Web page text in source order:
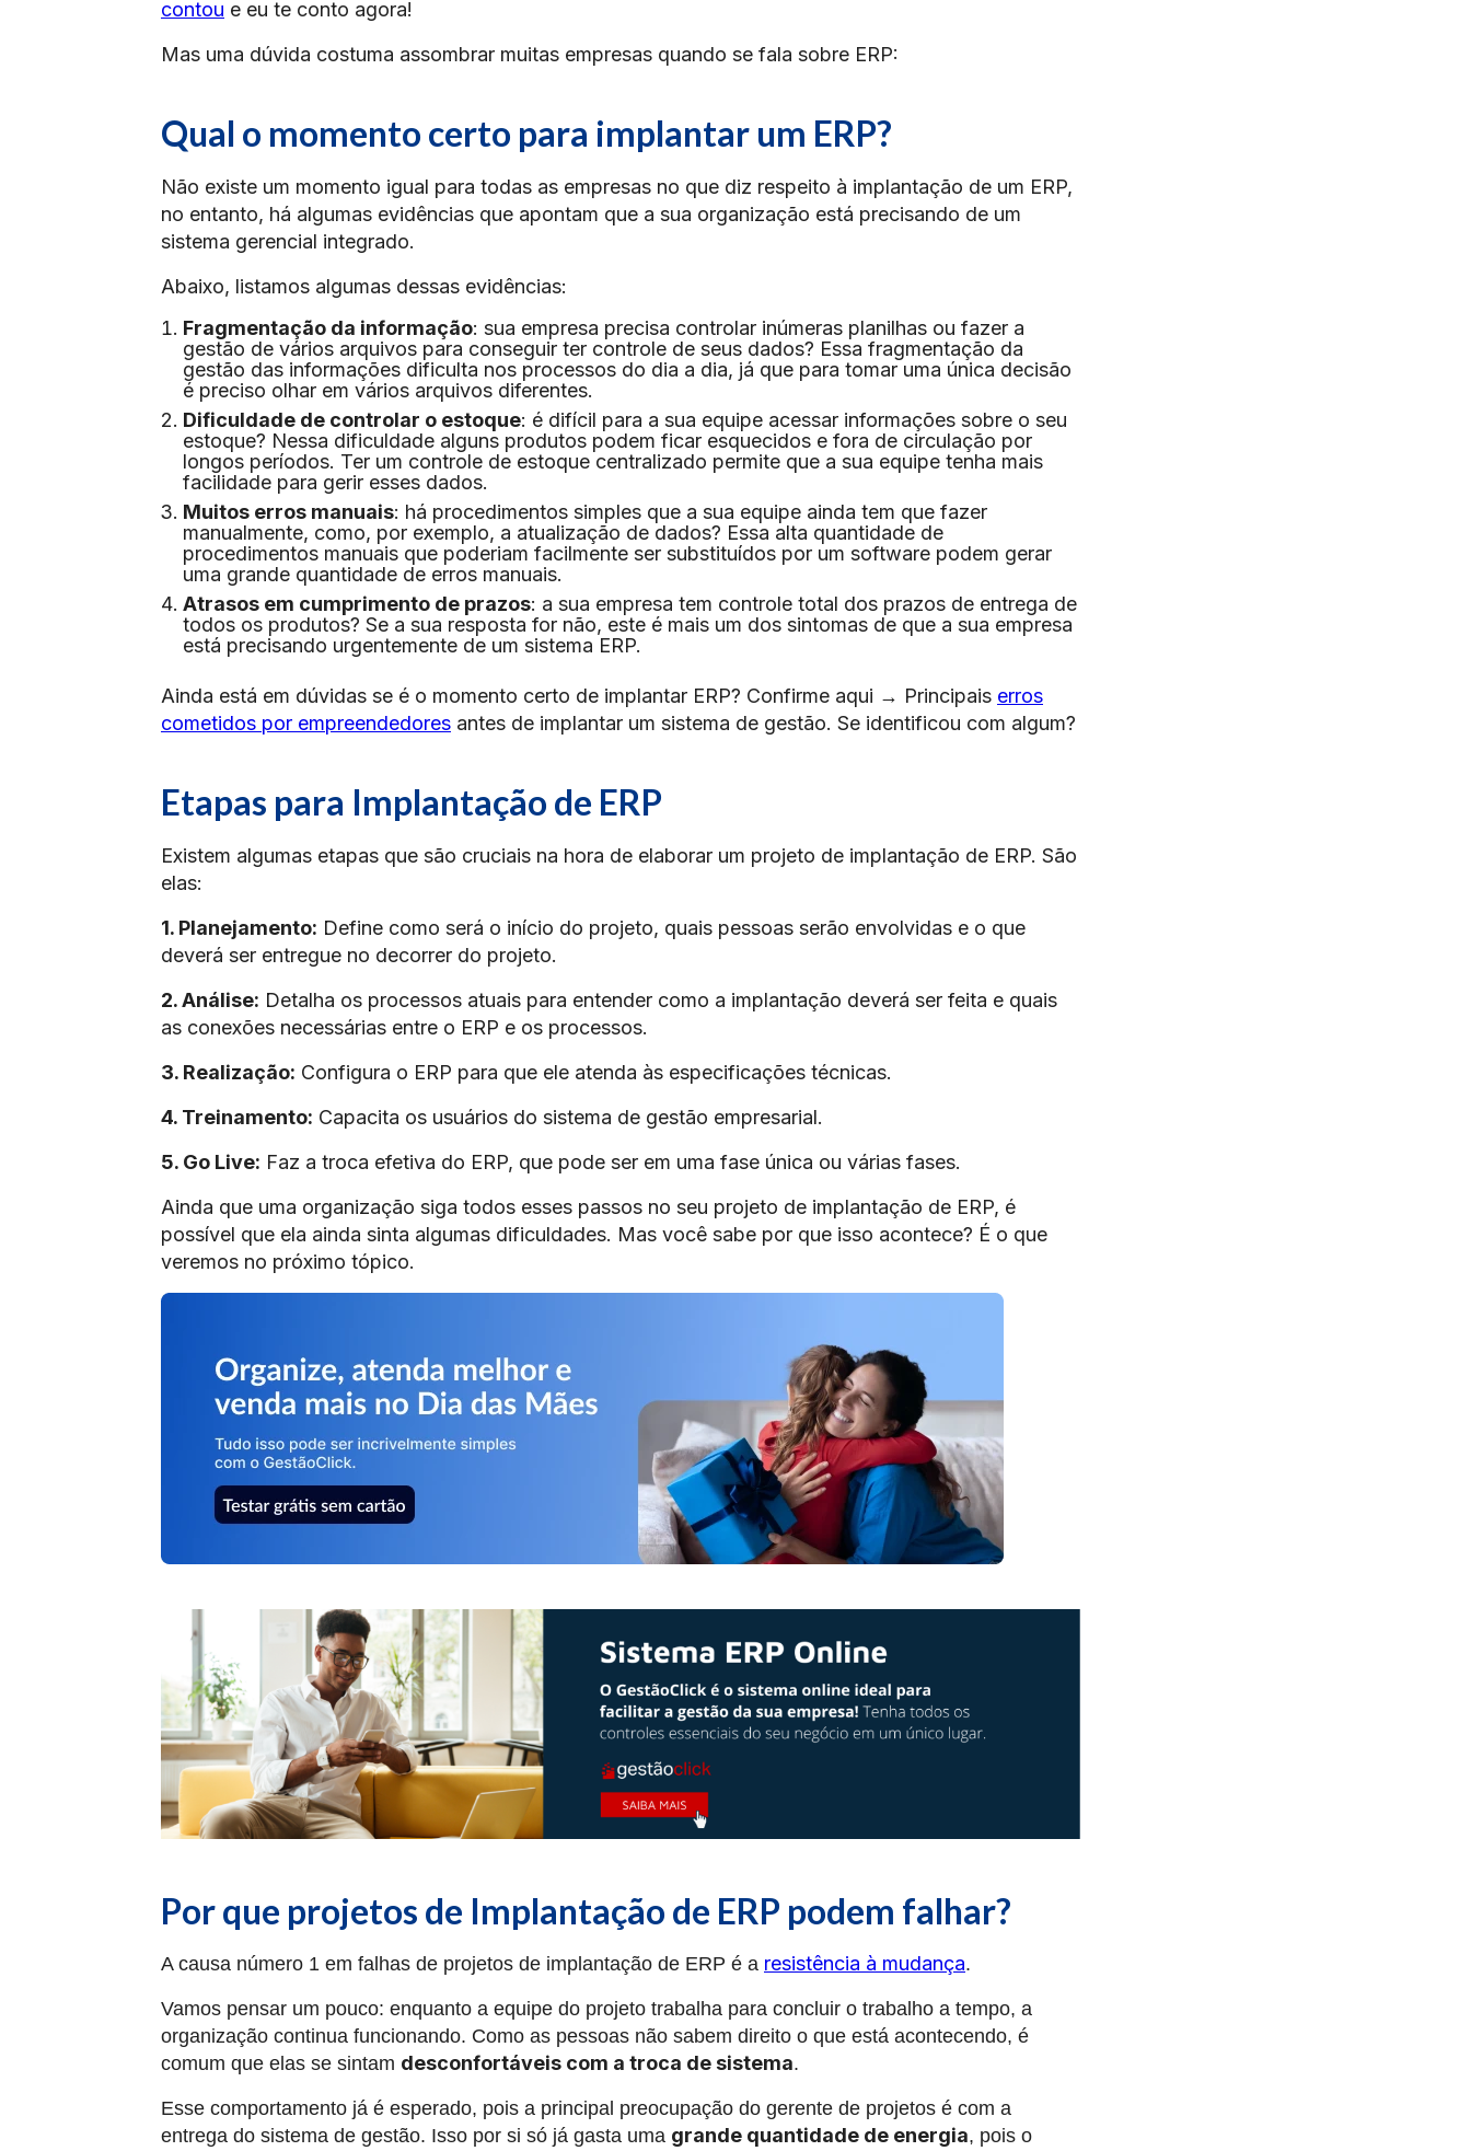
contou e eu te conto agora!
Mas uma dúvida costuma assombrar muitas empresas quando se fala sobre ERP:
Qual o momento certo para implantar um ERP?
Não existe um momento igual para todas as empresas no que diz respeito à implantação de um ERP,
no entanto, há algumas evidências que apontam que a sua organização está precisando de um
sistema gerencial integrado.
Abaixo, listamos algumas dessas evidências:
Fragmentação da informação: sua empresa precisa controlar inúmeras planilhas ou fazer a
gestão de vários arquivos para conseguir ter controle de seus dados? Essa fragmentação da
gestão das informações dificulta nos processos do dia a dia, já que para tomar uma única decisão
é preciso olhar em vários arquivos diferentes.
Dificuldade de controlar o estoque: é difícil para a sua equipe acessar informações sobre o seu
estoque? Nessa dificuldade alguns produtos podem ficar esquecidos e fora de circulação por
longos períodos. Ter um controle de estoque centralizado permite que a sua equipe tenha mais
facilidade para gerir esses dados.
Muitos erros manuais: há procedimentos simples que a sua equipe ainda tem que fazer
manualmente, como, por exemplo, a atualização de dados? Essa alta quantidade de
procedimentos manuais que poderiam facilmente ser substituídos por um software podem gerar
uma grande quantidade de erros manuais.
Atrasos em cumprimento de prazos: a sua empresa tem controle total dos prazos de entrega de
todos os produtos? Se a sua resposta for não, este é mais um dos sintomas de que a sua empresa
está precisando urgentemente de um sistema ERP.
Ainda está em dúvidas se é o momento certo de implantar ERP? Confirme aqui → Principais erros
cometidos por empreendedores antes de implantar um sistema de gestão. Se identificou com algum?
Etapas para Implantação de ERP
Existem algumas etapas que são cruciais na hora de elaborar um projeto de implantação de ERP. São
elas:
1. Planejamento: Define como será o início do projeto, quais pessoas serão envolvidas e o que
deverá ser entregue no decorrer do projeto.
2. Análise: Detalha os processos atuais para entender como a implantação deverá ser feita e quais
as conexões necessárias entre o ERP e os processos.
3. Realização: Configura o ERP para que ele atenda às especificações técnicas.
4. Treinamento: Capacita os usuários do sistema de gestão empresarial.
5. Go Live: Faz a troca efetiva do ERP, que pode ser em uma fase única ou várias fases.
Ainda que uma organização siga todos esses passos no seu projeto de implantação de ERP, é
possível que ela ainda sinta algumas dificuldades. Mas você sabe por que isso acontece? É o que
veremos no próximo tópico.
Por que projetos de Implantação de ERP podem falhar?
A causa número 1 em falhas de projetos de implantação de ERP é a resistência à mudança.
Vamos pensar um pouco: enquanto a equipe do projeto trabalha para concluir o trabalho a tempo, a
organização continua funcionando. Como as pessoas não sabem direito o que está acontecendo, é
comum que elas se sintam desconfortáveis com a troca de sistema.
Esse comportamento já é esperado, pois a principal preocupação do gerente de projetos é com a
entrega do sistema de gestão. Isso por si só já gasta uma grande quantidade de energia, pois o